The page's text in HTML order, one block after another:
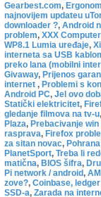
Gearbest.com,
najnovijem updateu
downloader ?, Android
problem, XXX
WP8.1 Lumia uređaje,
interneta sa USB
preko lana (mobilni
Givaway, Prijenos
internet , Problemi s
Android PC, Jel ovo
Statički elektricitet,
gledanje filmova na tv-u,
Plaza, Prebacivanje win
rasprava, Firefox
za sitan novac,
PlanetSport, Treba li
matična, BIOS šifra,
Pi network / android,
zove?, Coinbase,
SSD-a, Zarada na